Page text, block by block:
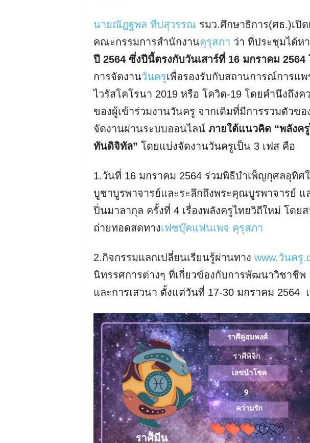
นายณัฏฐพล ทีปสุวรรณ รมว.ศึกษาธิการ(ศธ.)เปิ
คณะกรรมการสำนักงานคุรุสภา ว่า ที่ประชุมได้หา
ปี 2564 ซึ่งปีนี้ตรงกับวันเสาร์ที่ 16 มกราคม 2564
การจัดงานวันครูเพื่อรองรับกับสถานการณ์การแ
ไวรัสโคโรนา 2019 หรือ โควิด-19 โดยคำนึงถึง
ของผู้เข้าร่วมงานวันครู จากเดิมที่มีการรวมตัวข
จัดงานผ่านระบบออนไลน์ ภายใต้แนวคิด “พลังค
ทันดิจิทัล” โดยแบ่งจัดงานวันครูเป็น 3 เฟส คือ
1.วันที่ 16 มกราคม 2564 ร่วมพิธีบำเพ็ญกุศลอุทิ
บูชาบูรพาจารย์และระลึกถึงพระคุณบูรพาจารย์ แ
ปิ่นมาลากุล ครั้งที่ 4 เรื่องพลังครูไทยวิถีใหม่ โดย
ถ่ายทอดสดทางเฟซบุ๊คแฟนเพจ คุรุสภา
2.กิจกรรมแลกเปลี่ยนเรียนรู้ผ่านทาง www.วันครู
นิทรรศการต่างๆ ที่เกี่ยวข้องกับการพัฒนาวิชาชีพ
และการเสวนา ตั้งแต่วันที่ 17-30 มกราคม 2564